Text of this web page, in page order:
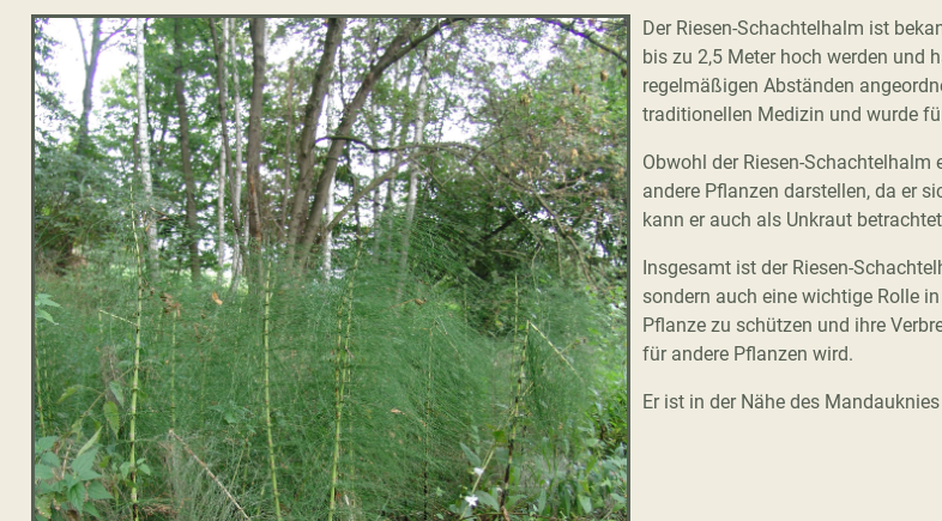
Der Riesen-Schachtelhalm ist
bis zu 2,5 Meter hoch werden und
regelmäßigen Abständen
traditionellen Medizin und wurde
Obwohl der Riesen-
andere Pflanzen darstellen, da er
kann er auch als Unkraut
Insgesamt ist der Riesen-
sondern auch eine wichtige Rolle
Pflanze zu schützen und ihre
für andere Pflanzen wird.
Er ist in der Nähe des